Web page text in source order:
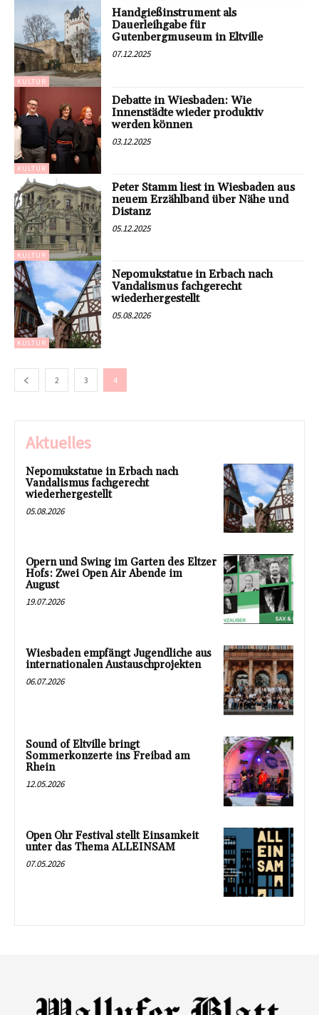
KULTUR
Handgießinstrument als
Dauerleihgabe für
Gutenbergmuseum in Eltville
07.12.2025
KULTUR
Debatte in Wiesbaden: Wie
Innenstädte wieder produktiv
werden können
03.12.2025
KULTUR
Peter Stamm liest in Wiesbaden aus
neuem Erzählband über Nähe und
Distanz
05.12.2025
KULTUR
Nepomukstatue in Erbach nach
Vandalismus fachgerecht
wiederhergestellt
05.08.2026
2 3 4
Aktuelles
Nepomukstatue in Erbach nach
Vandalismus fachgerecht
wiederhergestellt
05.08.2026
Opern und Swing im Garten des Eltzer
Hofs: Zwei Open Air Abende im
August
19.07.2026
Wiesbaden empfängt Jugendliche aus
internationalen Austauschprojekten
06.07.2026
Sound of Eltville bringt
Sommerkonzerte ins Freibad am
Rhein
12.05.2026
Open Ohr Festival stellt Einsamkeit
unter das Thema ALLEINSAM
07.05.2026